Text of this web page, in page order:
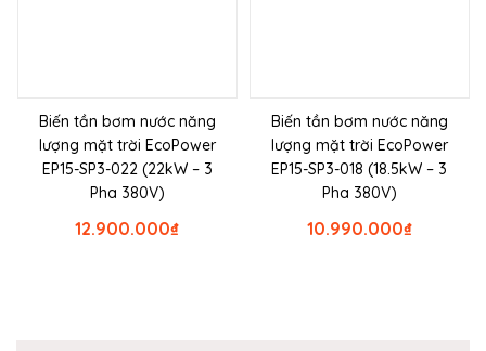
Biến tần bơm nước năng
lượng mặt trời EcoPower
EP15-SP3-022 (22kW – 3
Pha 380V)
₫
12.900.000
Biến tần bơm nước năng
lượng mặt trời EcoPower
EP15-SP3-018 (18.5kW – 3
Pha 380V)
₫
10.990.000